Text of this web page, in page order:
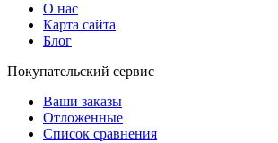
О нас
Карта сайта
Блог
Покупательский сервис
Ваши заказы
Отложенные
Список сравнения